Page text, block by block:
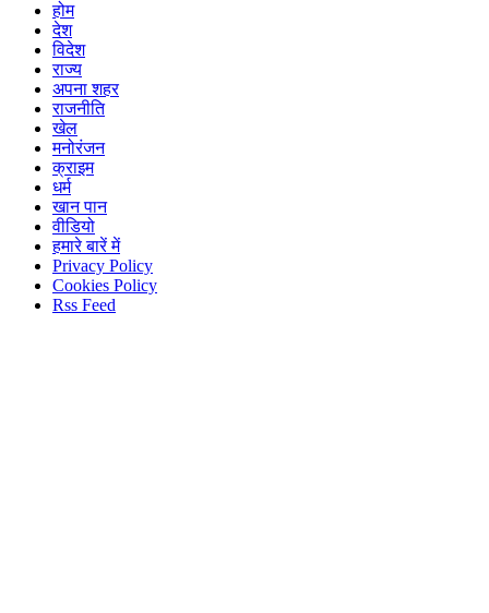
होम
देश
विदेश
राज्य
अपना शहर
राजनीति
खेल
मनोरंजन
क्राइम
धर्म
खान पान
वीडियो
हमारे बारें में
Privacy Policy
Cookies Policy
Rss Feed